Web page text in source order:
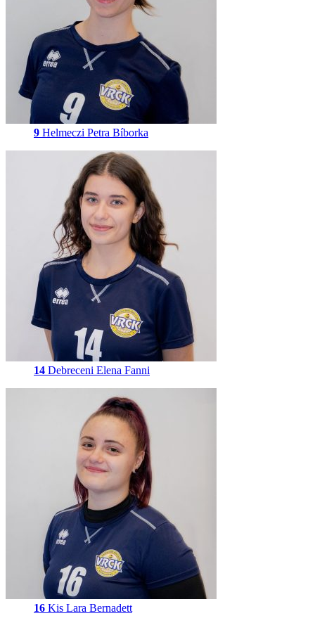
9 Helmeczi Petra Bíborka
14 Debreceni Elena Fanni
16 Kis Lara Bernadett